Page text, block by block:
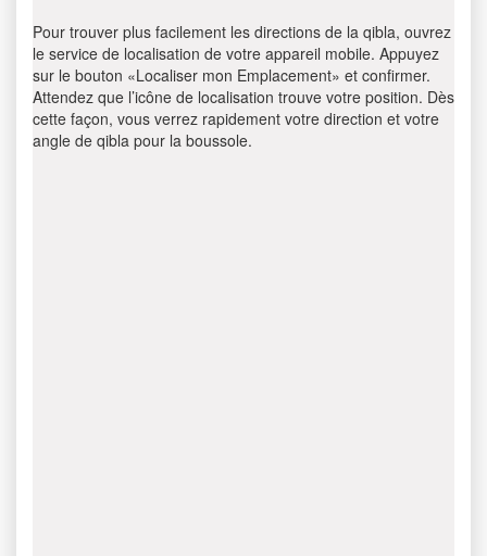
Pour trouver plus facilement les directions de la qibla, ouvrez
le service de localisation de votre appareil mobile. Appuyez
sur le bouton «Localiser mon Emplacement» et confirmer.
Attendez que l’icône de localisation trouve votre position. Dès
cette façon, vous verrez rapidement votre direction et votre
angle de qibla pour la boussole.